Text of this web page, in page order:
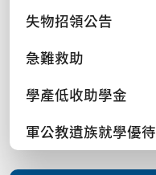
失物招領公告
急難救助
學產低收助學金
軍公教遺族就學優待